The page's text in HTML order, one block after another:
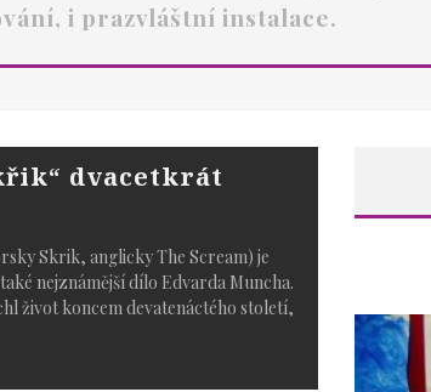
i prazvláštní instalace.
dvacetkrát
Skrik, anglicky The Scream) je
nejznámější dílo Edvarda Muncha.
život koncem devatenáctého století,